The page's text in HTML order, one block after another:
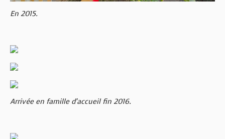
En 2015.
Arrivée en famille d’accueil fin 2016.